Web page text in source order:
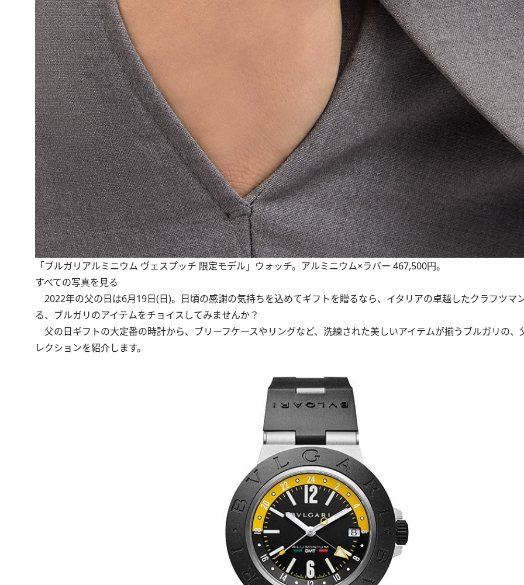
「ブルガリアルミニウム ヴェスプッチ 限定モデル」ウォッチ。アルミニウム×ラバー 467,500円。
すべての写真を見る
2022年の父の日は6月19日(日)。日頃の感謝の気持ちを込めてギフトを贈るなら、イタリアの卓越したクラフツマ
る、ブルガリのアイテムをチョイスしてみませんか？
父の日ギフトの大定番の時計から、ブリーフケースやリングなど、洗練された美しいアイテムが揃うブルガリの、
レクションを紹介します。